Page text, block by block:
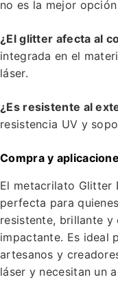
no es la mejor
¿El glitter afecta al
integrada en el
láser.
¿Es resistente al
resistencia UV y
Compra y
El metacrilato Glitter
perfecta para
resistente, brillante y
impactante. Es ideal
artesanos y
láser y necesitan un